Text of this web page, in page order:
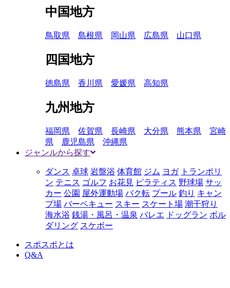
中国地方
鳥取県 島根県 岡山県 広島県 山口県
四国地方
徳島県 香川県 愛媛県 高知県
九州地方
福岡県 佐賀県 長崎県 大分県 熊本県
宮崎
県
鹿児島県
沖縄県
ジャンルから探す
ダンス 卓球 岩盤浴 体育館 ジム ヨガ トランポリ
ン テニス ゴルフ お花見 ピラティス 野球場 サッ
カー 公園 屋外運動場 バク転 プール 釣り キャン
プ場 バーベキュー スキー スケート場 潮干狩り
海水浴 銭湯・風呂・温泉 バレエ ドッグラン ボル
ダリング スケボー
スポスポとは
Q&A